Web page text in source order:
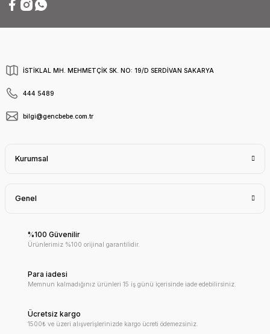
İSTİKLAL MH. MEHMETÇİK SK. NO: 19/D SERDİVAN SAKARYA
444 5489
bilgi@gencbebe.com.tr
Kurumsal
Genel
%100 Güvenilir
Ürünlerimiz %100 orijinal garantilidir.
Para iadesi
Memnun kalmadığınız ürünleri 15 iş günü içerisinde iade edebilirsiniz.
Ücretsiz kargo
1500₺ ve üzeri alışverişlerinizde kargo ücreti ödemezsiniz.